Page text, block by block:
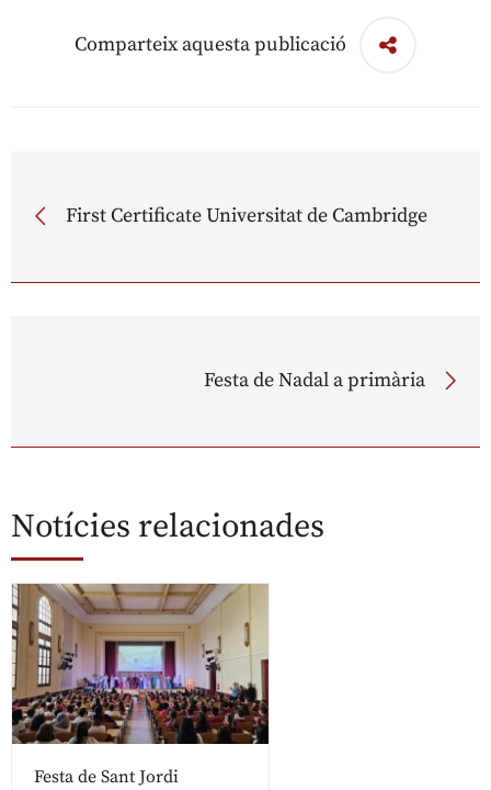
Comparteix aquesta publicació
First Certificate Universitat de Cambridge
Festa de Nadal a primària
Notícies relacionades
Festa de Sant Jordi